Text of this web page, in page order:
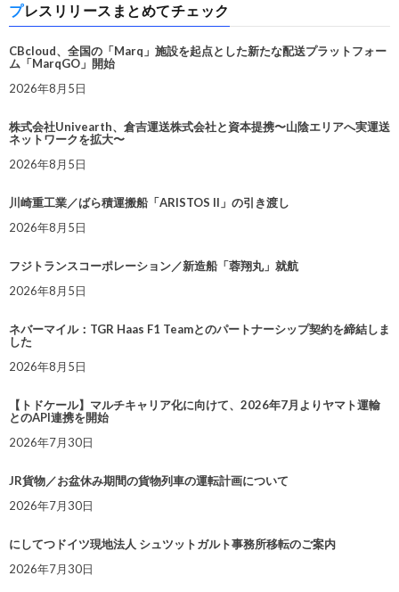
プレスリリースまとめてチェック
CBcloud、全国の「Marq」施設を起点とした新たな配送プラットフォー
ム「MarqGO」開始
2026年8月5日
株式会社Univearth、倉吉運送株式会社と資本提携〜山陰エリアへ実運送
ネットワークを拡大〜
2026年8月5日
川崎重工業／ばら積運搬船「ARISTOS II」の引き渡し
2026年8月5日
フジトランスコーポレーション／新造船「蓉翔丸」就航
2026年8月5日
ネバーマイル：TGR Haas F1 Teamとのパートナーシップ契約を締結しま
した
2026年8月5日
【トドケール】マルチキャリア化に向けて、2026年7月よりヤマト運輸
とのAPI連携を開始
2026年7月30日
JR貨物／お盆休み期間の貨物列車の運転計画について
2026年7月30日
にしてつドイツ現地法人 シュツットガルト事務所移転のご案内
2026年7月30日